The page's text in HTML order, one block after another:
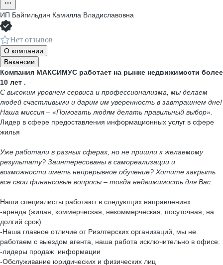
ИП Байгильдин Камилла Владиславовна
Нет отзывов
О компании
Вакансии
Компания МАКСИМУС работает на рынке недвижимости более
10 лет .
С высоким уровнем сервиса и профессионализма, мы делаем
людей счастливыми и дарим им уверенность в завтрашнем дне!
Наша миссия – «Помогать людям делать правильный выбор».
Лидер в сфере предоставления информационных услуг в сфере
жилья
Уже работали в разных сферах, но не пришли к желаемому
результату? Заинтересованы в самореализации и
возможности иметь непрерывное обучение? Хотите закрыть
все свои финансовые вопросы – тогда недвижимость для Вас.
Наши специалисты работают в следующих направлениях:
-аренда (жилая, коммерческая, некоммерческая, посуточная, на
долгий срок)
-Наша главное отличие от Риэлтерских организаций, мы не
работаем с выездом агента, наша работа исключительно в офисе.
-лидеры продаж информации
-Обслуживание юридических и физических лиц